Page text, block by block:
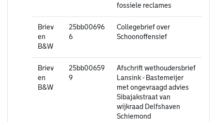
fossiele reclames
Briev
en
B&W
25bb00696
6
Collegebrief over
Schoonoffensief
Briev
en
B&W
25bb00659
9
Afschrift wethoudersbrief
Lansink - Bastemeijer
met ongevraagd advies
Sibajakstraat van
wijkraad Delfshaven
Schiemond